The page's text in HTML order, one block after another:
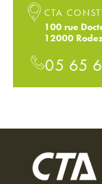
CTA
100 rue
12000
05 65